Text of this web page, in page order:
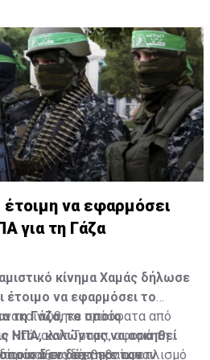
να εφαρμόσει
για τη Γάζα
κίνημα Χαμάς δήλωσε
έτοιμο να εφαρμόσει το
τη Γάζα, το οποίο
ΗΠΑ, καλώντας να ασκηθεί
δεν δέχτηκε τον
πρόσφατα από
Ντόναλντ Τραμπ, αφορά τη
και συνδέει τον αφοπλισμό
επιβεβαίωσαν